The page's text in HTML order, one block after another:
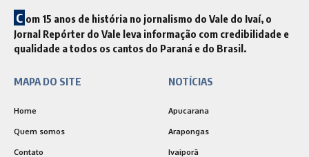
C om 15 anos de história no jornalismo do Vale do Ivaí, o
Jornal Repórter do Vale leva informação com credibilidade e
qualidade a todos os cantos do Paraná e do Brasil.
MAPA DO SITE
Home
Quem somos
Contato
NOTÍCIAS
Apucarana
Arapongas
Ivaiporã